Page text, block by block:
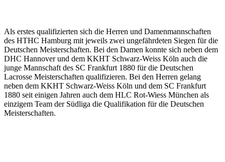
Als erstes qualifizierten sich die Herren und Damenmannschaften
des HTHC Hamburg mit jeweils zwei ungefährdeten Siegen für die
Deutschen Meisterschaften. Bei den Damen konnte sich neben dem
DHC Hannover und dem KKHT Schwarz-Weiss Köln auch die
junge Mannschaft des SC Frankfurt 1880 für die Deutschen
Lacrosse Meisterschaften qualifizieren. Bei den Herren gelang
neben dem KKHT Schwarz-Weiss Köln und dem SC Frankfurt
1880 seit einigen Jahren auch dem HLC Rot-Wiess München als
einzigem Team der Südliga die Qualifikation für die Deutschen
Meisterschaften.